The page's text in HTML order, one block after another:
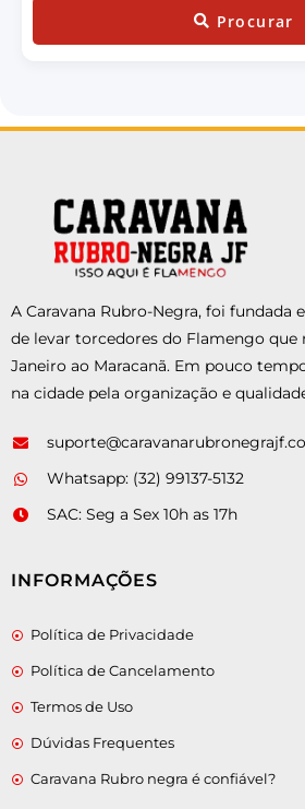
Procurar
A Caravana Rubro-Negra, foi fundada
de levar torcedores do Flamengo que
Janeiro ao Maracanã. Em pouco
na cidade pela organização e
Whatsapp: (32) 99137-5132
SAC: Seg a Sex 10h as 17h
INFORMAÇÕES
Política de Privacidade
Política de Cancelamento
Termos de Uso
Dúvidas Frequentes
Caravana Rubro negra é confiável?